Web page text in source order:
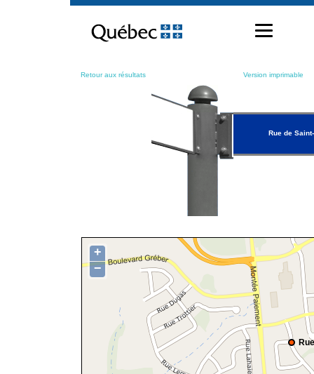
contenu
Retour aux résultats Version imprimable
Rue de
+
−